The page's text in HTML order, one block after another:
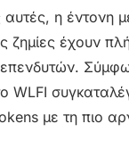
αυτές, η έντονη
ζημίες έχουν
WLFI
με τη πιο